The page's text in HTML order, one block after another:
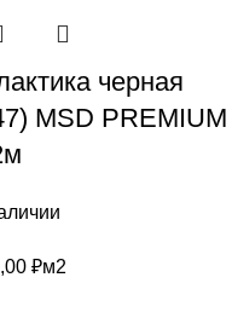
черная
MSD PREMIUM
₽м2